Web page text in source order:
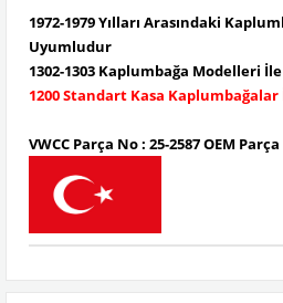
1972-1979 Yılları Arasındaki
Uyumludur
1302-1303 Kaplumbağa Modelleri
1200 Standart Kasa
VWCC Parça No : 25-2587 OEM